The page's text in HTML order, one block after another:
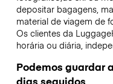
depositar bagagens,
material de viagem de
Os clientes da
horária ou diária,
Podemos guardar